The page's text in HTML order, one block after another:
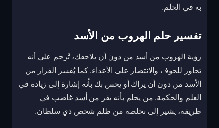
به في الحلم.
تفسير حلم الهروب من الأسد
رؤية الهروب من أسد من دون أن يلاحقك، تُرجم على أنه
تجاوز للخوف والانتصار على الأعداء. كما يُفسر الفرار من
الأسد من دون أن يراك أو يحس بك بأنه إشارة إلى زيادة في
العلم والحكمة. من يحلم بأنه يفر من أسد غاضب في
طريقه، يشير إلى تخلصه من ظلم شخص ذي سلطان.